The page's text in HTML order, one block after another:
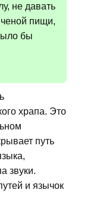
не давать
пищи,
бы
храпа. Это
путь
звуки.
и язычок